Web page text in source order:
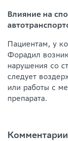
Влияние на
Пациентам, у
Форадил
нарушения со
следует
или работы с
препарата.
Комментарии